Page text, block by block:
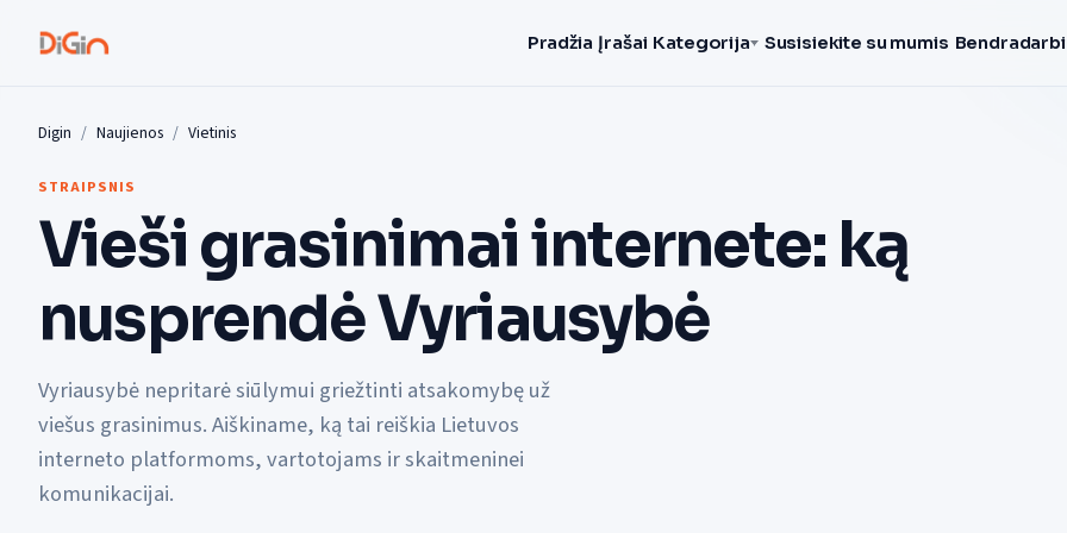
Pradžia Įrašai Kategorija Susisiekite su mumis
Digin Naujienos Vietinis
STRAIPSNIS
Vieši grasinimai internete: ką
nusprendė Vyriausybė
Vyriausybė nepritarė siūlymui griežtinti atsakomybę už
viešus grasinimus. Aiškiname, ką tai reiškia Lietuvos
interneto platformoms, vartotojams ir skaitmeninei
komunikacijai.